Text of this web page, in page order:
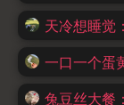
天冷想睡觉：
一口一个蛋
兔豆丝大餐：